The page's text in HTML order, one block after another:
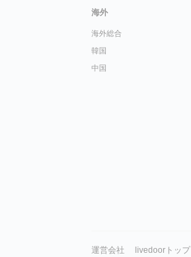
海外
海外総合
韓国
中国
運営会社 livedoorトップ